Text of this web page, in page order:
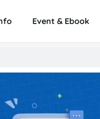
Event & Ebook